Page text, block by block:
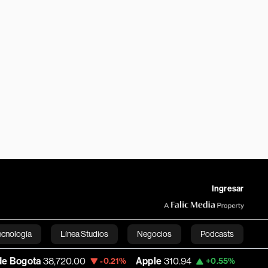
Ingresar
Línea Studios Negocios Podcasts
English-0.21% Apple 310.94 +0.55% USD COP 3,175.95